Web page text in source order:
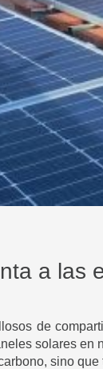
a las
de
solares en
sino